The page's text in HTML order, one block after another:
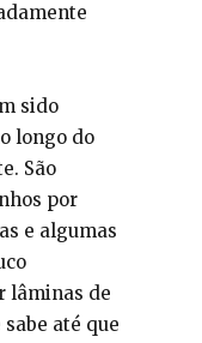
sido
longo do
São
por
e algumas
lâminas de
até que